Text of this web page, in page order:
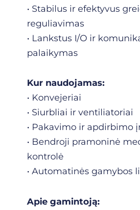
• Stabilus ir efektyvus
reguliavimas
• Lankstus I/O ir
palaikymas
Kur naudojamas:
• Konvejeriai
• Siurbliai ir ventiliatoriai
• Pakavimo ir apdirbimo
• Bendroji pramoninė
kontrolė
• Automatinės gamybos
Apie gamintoją: